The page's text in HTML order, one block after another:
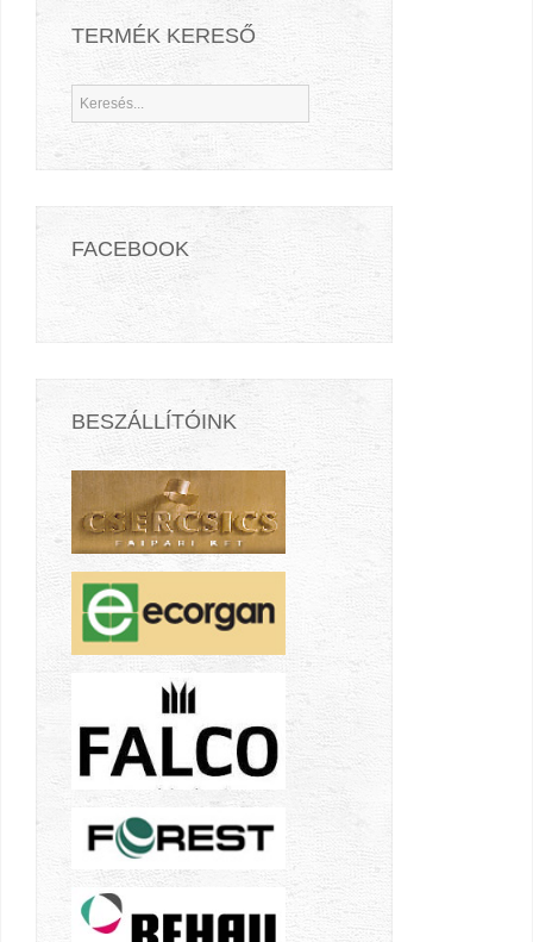
TERMÉK KERESŐ
FACEBOOK
BESZÁLLÍTÓINK